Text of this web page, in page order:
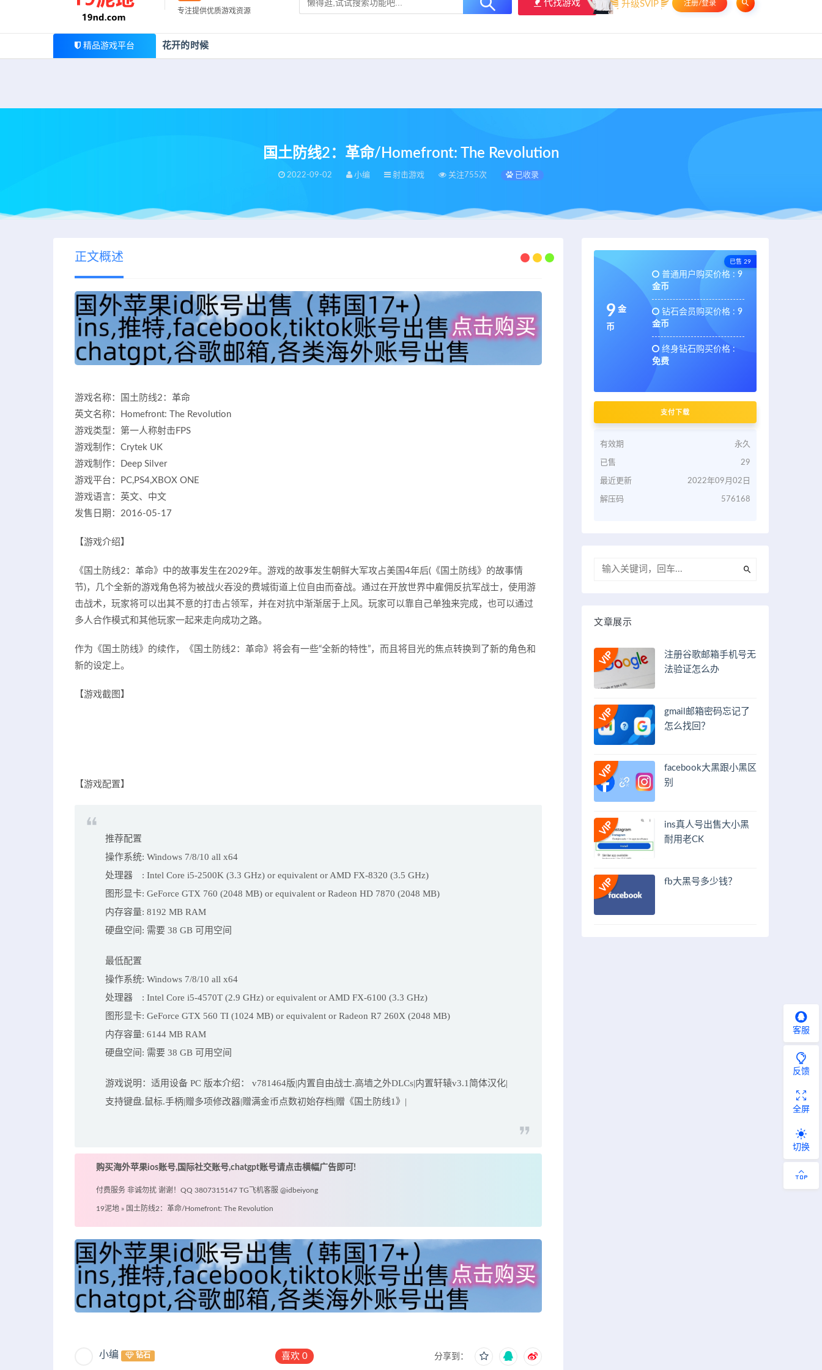
欢迎您光临19泥地，本站一家大型游戏资源整合站，为广大用户提供最新、最优质的资源下载！ 热门标签 资源专题 资源存档
专注提供优质游戏资源
代找游戏 升级SVIP 注册/登录
精品游戏平台 花开的时候
国土防线2：革命/Homefront: The Revolution
2022-09-02 小编 射击游戏 关注755次 已收录
正文概述
游戏名称：国土防线2：革命
英文名称：Homefront: The Revolution
游戏类型：第一人称射击FPS
游戏制作：Crytek UK
游戏制作：Deep Silver
游戏平台：PC,PS4,XBOX ONE
游戏语言：英文、中文
发售日期：2016-05-17
【游戏介绍】
《国土防线2：革命》中的故事发生在2029年。游戏的故事发生朝鲜大军攻占美国4年后(《国土防线》的故事情
节)，几个全新的游戏角色将为被战火吞没的费城街道上位自由而奋战。通过在开放世界中雇佣反抗军战士，使用游
击战术，玩家将可以出其不意的打击占领军，并在对抗中渐渐居于上风。玩家可以靠自己单独来完成，也可以通过
多人合作模式和其他玩家一起来走向成功之路。
作为《国土防线》的续作，《国土防线2：革命》将会有一些“全新的特性”，而且将目光的焦点转换到了新的角色和
新的设定上。
【游戏截图】
【游戏配置】
推荐配置
操作系统: Windows 7/8/10 all x64
处理器 : Intel Core i5-2500K (3.3 GHz) or equivalent or AMD FX-8320 (3.5 GHz)
图形显卡: GeForce GTX 760 (2048 MB) or equivalent or Radeon HD 7870 (2048 MB)
内存容量: 8192 MB RAM
硬盘空间: 需要 38 GB 可用空间
最低配置
操作系统: Windows 7/8/10 all x64
处理器 : Intel Core i5-4570T (2.9 GHz) or equivalent or AMD FX-6100 (3.3 GHz)
图形显卡: GeForce GTX 560 TI (1024 MB) or equivalent or Radeon R7 260X (2048 MB)
内存容量: 6144 MB RAM
硬盘空间: 需要 38 GB 可用空间
游戏说明：适用设备 PC 版本介绍： v781464版|内置自由战士.高墙之外DLCs|内置轩辕v3.1简体汉化|
支持键盘.鼠标.手柄|赠多项修改器|赠满金币点数初始存档|赠《国土防线1》|
购买海外苹果ios账号,国际社交账号,chatgpt账号请点击横幅广告即可!
付费服务 非诚勿扰 谢谢！QQ 3807315147 TG飞机客服 @idbeiyong
19泥地 » 国土防线2：革命/Homefront: The Revolution
小编 钻石 喜欢0 分享到：
已售 29
9 金
币
普通用户购买价格 : 9
金币
钻石会员购买价格 : 9
金币
终身钻石购买价格 :
免费
支付下载
有效期 永久
已售 29
最近更新 2022年09月02日
解压码 576168
文章展示
注册谷歌邮箱手机号无
法验证怎么办
gmail邮箱密码忘记了
怎么找回？
facebook大黑跟小黑区
别
ins真人号出售大小黑
耐用老CK
fb大黑号多少钱？
客服
反馈
全屏
切换